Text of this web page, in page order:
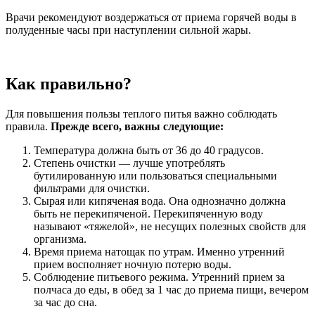
Врачи рекомендуют воздержаться от приема горячей воды в
полуденные часы при наступлении сильной жары.
Как правильно?
Для повышения пользы теплого питья важно соблюдать
правила. Прежде всего, важны следующие:
Температура должна быть от 36 до 40 градусов.
Степень очистки — лучше употреблять
бутилированную или пользоваться специальными
фильтрами для очистки.
Сырая или кипяченая вода. Она однозначно должна
быть не перекипяченой. Перекипяченную воду
называют «тяжелой», не несущих полезных свойств для
организма.
Время приема натощак по утрам. Именно утренний
прием восполняет ночную потерю воды.
Соблюдение питьевого режима. Утренний прием за
полчаса до еды, в обед за 1 час до приема пищи, вечером
за час до сна.